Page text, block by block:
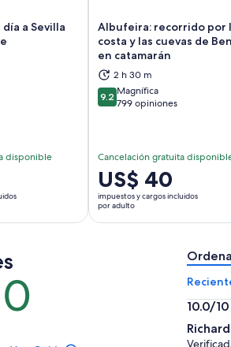
a Sevilla
disponible
Se abrirá en una nueva pestaña
Albufeira: recorrido por
costa y las cuevas de
en catamarán
2 h 30 m
9.29.2 de 10
Magnífica
799 opiniones
Cancelación gratuita
El
precio
es
de
US$ 40
impuestos y cargos incluidos
por adulto
Se
10.0/10
10.0
de